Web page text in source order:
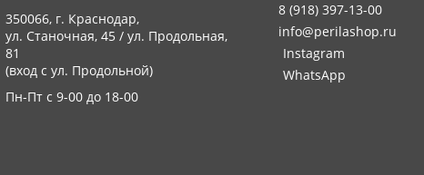
350066, г. Краснодар,
ул. Станочная, 45 / ул. Продольная,
81
(вход с ул. Продольной)
Пн-Пт с 9-00 до 18-00
8 (918) 397-13-00
info@perilashop.ru
Instagram
WhatsApp